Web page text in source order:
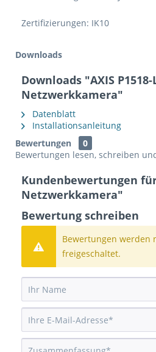
Zertifizierungen: IK10
Downloads
Downloads "AXIS P1518-
Netzwerkkamera"
Datenblatt
Installationsanleitung
Bewertungen
0
Bewertungen lesen, schreiben
Kundenbewertungen für
Netzwerkkamera"
Bewertung schreiben
Bewertungen werden
freigeschaltet.